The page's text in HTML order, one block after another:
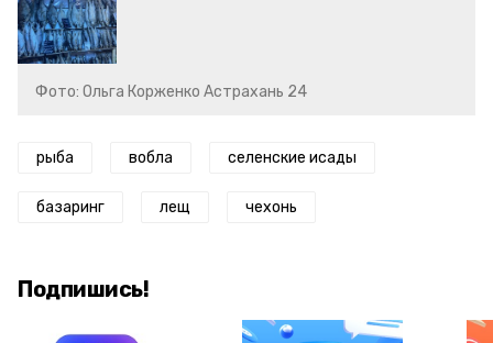
Фото: Ольга Корженко Астрахань 24
рыба вобла селенские исады
базаринг лещ чехонь
Подпишись!